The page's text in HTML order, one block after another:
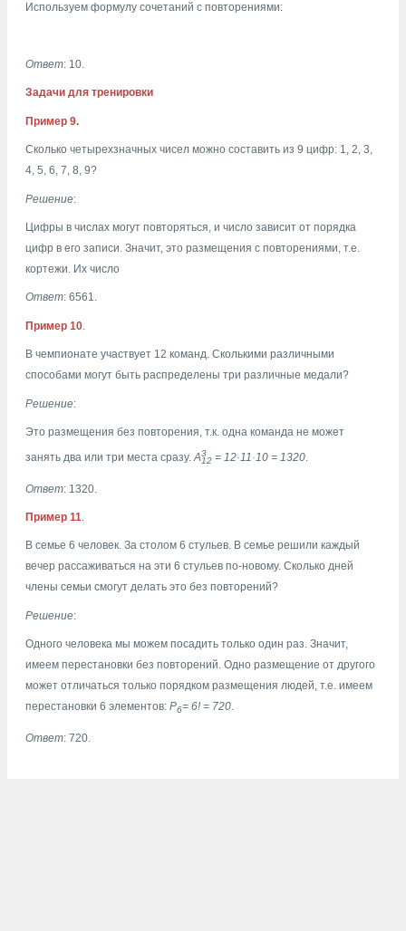
Используем формулу сочетаний с повторениями:
Ответ: 10.
Задачи для тренировки
Пример 9.
Сколько четырехзначных чисел можно составить из 9 цифр: 1, 2, 3,
4, 5, 6, 7, 8, 9?
Решение:
Цифры в числах могут повторяться, и число зависит от порядка
цифр в его записи. Значит, это размещения с повторениями, т.е.
кортежи. Их число
Ответ: 6561.
Пример 10
В чемпионате участвует 12 команд. Сколькими различными
способами могут быть распределены три различные медали?
Решение:
Это размещения без повторения, т.к. одна команда не может
занять два или три места сразу.А12
3 = 12·11·10 = 1320.
Ответ: 1320.
Пример 11.
В семье 6 человек. За столом 6 стульев. В семье решили каждый
вечер рассаживаться на эти 6 стульев по-новому. Сколько дней
члены семьи смогут делать это без повторений?
Решение:
Одного человека мы можем посадить только один раз. Значит,
имеем перестановки без повторений. Одно размещение от другого
может отличаться только порядком размещения людей, т.е. имеем
перестановки 6 элементов: P6= 6! = 720.
Ответ: 720.